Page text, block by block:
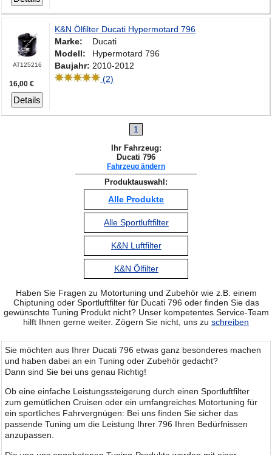
AT125216
16,00 €
Details
K&N Ölfilter Ducati Hypermotard 796
Marke:
Ducati
Modell:
Hypermotard 796
Baujahr: 2010-2012
(2)
1
Ihr Fahrzeug:
Ducati 796
Fahrzeug ändern
Produktauswahl:
Alle Produkte
Alle Sportluftfilter
K&N Luftfilter
K&N Ölfilter
Haben Sie Fragen zu Motortuning und Zubehör wie z.B. einem
Chiptuning oder Sportluftfilter für Ducati 796 oder finden Sie das
gewünschte Tuning Produkt nicht? Unser kompetentes Service-Team
hilft Ihnen gerne weiter. Zögern Sie nicht, uns zu schreiben
Sie möchten aus Ihrer Ducati 796 etwas ganz besonderes machen
und haben dabei an ein Tuning oder Zubehör gedacht?
Dann sind Sie bei uns genau Richtig!
Ob eine einfache Leistungssteigerung durch einen Sportluftfilter
zum gemütlichen Cruisen oder ein umfangreiches Motortuning für
ein sportliches Fahrvergnügen: Bei uns finden Sie sicher das
passende Tuning um die Leistung Ihrer 796 Ihren Bedürfnissen
anzupassen.